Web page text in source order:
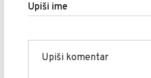
Upiši ime